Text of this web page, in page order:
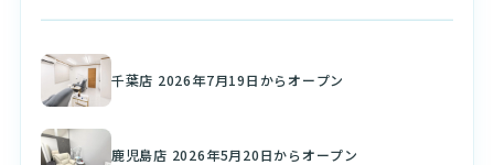
千葉店 2026年7月19日からオープン
鹿児島店 2026年5月20日からオープン